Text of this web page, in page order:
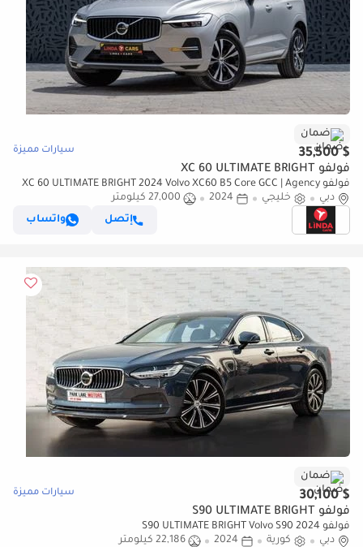
ضمان
$ 35,500 سيارات مميزة
فولفو XC 60 ULTIMATE BRIGHT
فولفو XC 60 ULTIMATE BRIGHT 2024 Volvo XC60 B5 Core GCC | Agency
Warranty
دبي خليجي 2024
27,000 كيلومتر
إتصل
واتساب
ضمان
$ 30,100 سيارات مميزة
فولفو S90 ULTIMATE BRIGHT
فولفو S90 ULTIMATE BRIGHT Volvo S90 2024
دبي
كورية 2024
22,186 كيلومتر